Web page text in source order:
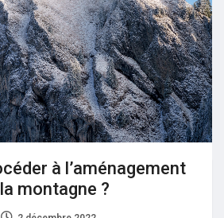
à l’aménagement
montagne ?